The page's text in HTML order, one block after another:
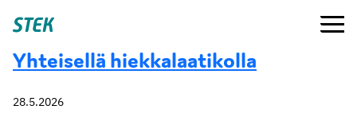
suoraan
Stek Valikko
Yhteisellä hiekkalaatikolla
28.5.2026